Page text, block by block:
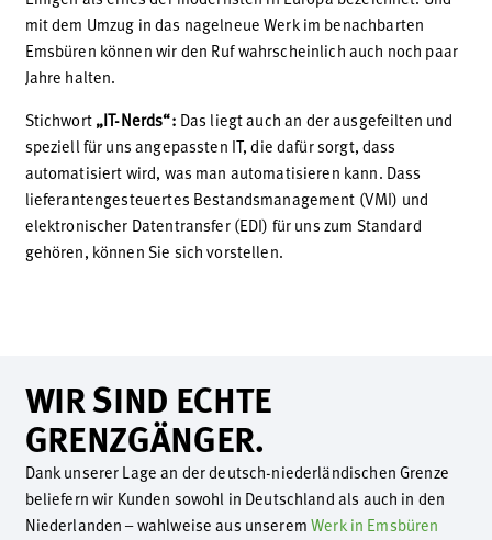
mit dem Umzug in das nagelneue Werk im benachbarten
Emsbüren können wir den Ruf wahrscheinlich auch noch paar
Jahre halten.
Stichwort „IT-Nerds“: Das liegt auch an der ausgefeilten und
speziell für uns angepassten IT, die dafür sorgt, dass
automatisiert wird, was man automatisieren kann. Dass
lieferantengesteuertes Bestandsmanagement (VMI) und
elektronischer Datentransfer (EDI) für uns zum Standard
gehören, können Sie sich vorstellen.
WIR SIND ECHTE
GRENZGÄNGER.
Dank unserer Lage an der deutsch-niederländischen Grenze
beliefern wir Kunden sowohl in Deutschland als auch in den
Niederlanden – wahlweise aus unseremWerk in Emsbüren